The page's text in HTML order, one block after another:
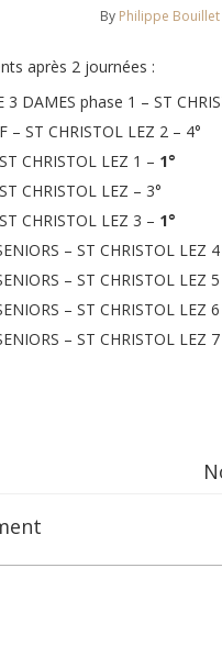
By Philippe Bouillet
après 2 journées :
3 DAMES phase 1 – ST
– ST CHRISTOL LEZ 2 – 4°
CHRISTOL LEZ 1 – 1°
CHRISTOL LEZ – 3°
CHRISTOL LEZ 3 – 1°
– ST CHRISTOL LEZ
– ST CHRISTOL LEZ
– ST CHRISTOL LEZ
– ST CHRISTOL LEZ